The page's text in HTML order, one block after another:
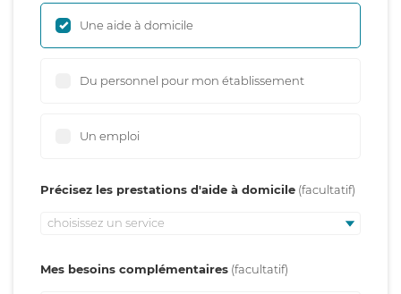
Une aide à domicile
Du personnel pour mon établissement
Un emploi
Précisez les prestations d'aide à domicile
choisissez un service
Mes besoins complémentaires